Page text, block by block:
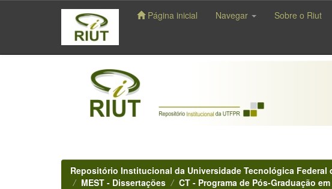
navigation
Página inicial Navegar Sobre o Riut
Repositório Institucional da Universidade Tecnológica Federal
MEST - Dissertações
CT - Programa de Pós-Graduação